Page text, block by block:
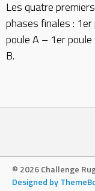
Les quatre
phases finales :
poule A – 1er
B.
© 2026 Challenge
Designed by